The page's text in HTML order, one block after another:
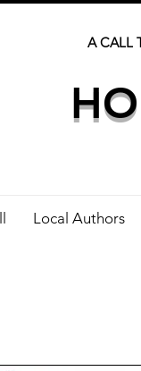
A CALL
Local Authors